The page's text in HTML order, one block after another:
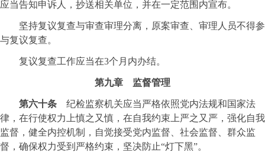
应当告知申诉人，抄送相关单位，并在一定范围内宣布。
坚持复议复查与审查审理分离，原案审查、审理人员不得参
与复议复查。
复议复查工作应当在3个月内办结。
第九章 监督管理
第六十条 纪检监察机关应当严格依照党内法规和国家法
律，在行使权力上慎之又慎，在自我约束上严之又严，强化自我
监督，健全内控机制，自觉接受党内监督、社会监督、群众监
督，确保权力受到严格约束，坚决防止“灯下黑”。